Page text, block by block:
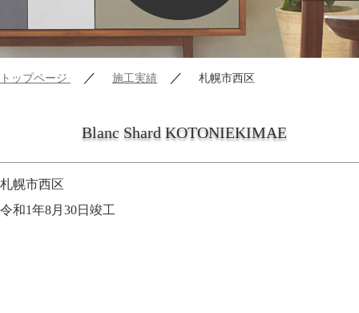
トップページ ／ 施工実績 ／ 札幌市西区
Blanc Shard KOTONIEKIMAE
札幌市西区
令和1年8月30日竣工